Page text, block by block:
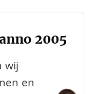
2005
wij
en